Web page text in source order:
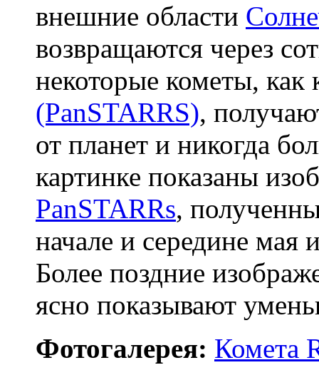
внешние области
возвращаются через
некоторые кометы, как
(PanSTARRS),
от планет и никогда
картинке показаны
PanSTARRs,
начале и середине мая
Более поздние
ясно показывают
Фотогалерея: Комета